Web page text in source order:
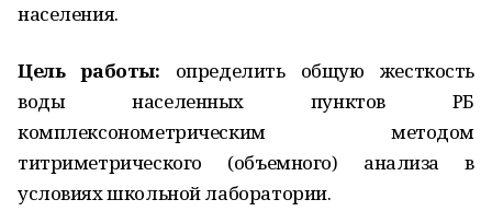
населения.
Цель работы: определить общую жесткость
воды населенных пунктов РБ
комплексонометрическим методом
титриметрического (объемного) анализа в
условиях школьной лаборатории.